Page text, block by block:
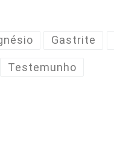
Gastrite
Testemunho